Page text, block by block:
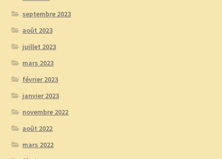
septembre 2023
août 2023
juillet 2023
mars 2023
février 2023
janvier 2023
novembre 2022
août 2022
mars 2022